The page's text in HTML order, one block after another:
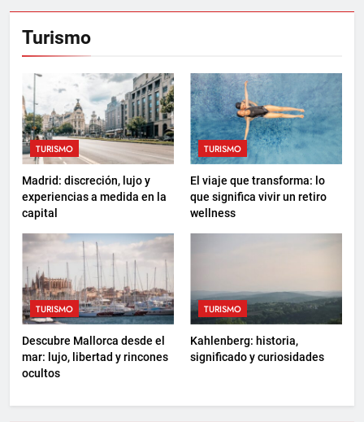
Turismo
TURISMO
Madrid: discreción, lujo y
experiencias a medida en la
capital
TURISMO
El viaje que transforma: lo
que significa vivir un retiro
wellness
TURISMO
Descubre Mallorca desde el
mar: lujo, libertad y rincones
ocultos
TURISMO
Kahlenberg: historia,
significado y curiosidades